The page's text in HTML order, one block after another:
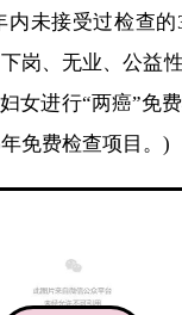
未接受过检查
岗、无业、公益
女进行“两癌”免
免费检查项目。)